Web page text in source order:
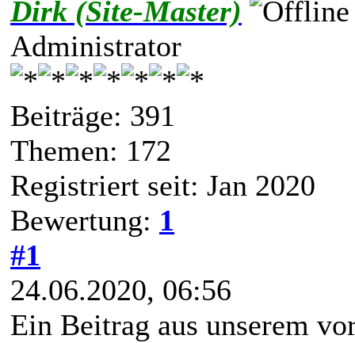
Dirk (Site-Master)
Administrator
Beiträge: 391
Themen: 172
Registriert seit: Jan 2020
Bewertung: 1
#1
24.06.2020, 06:56
Ein Beitrag aus unserem